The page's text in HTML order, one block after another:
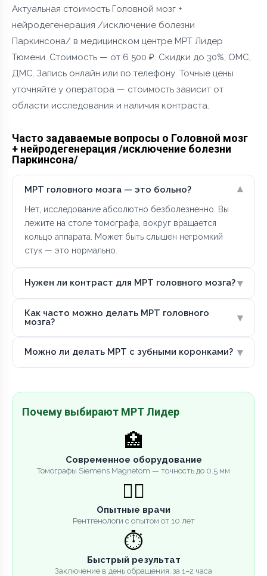
Актуальная стоимость Головной мозг +
нейродегенерация /исключение болезни
Паркинсона/ в медицинском центре МРТ Лидер
Тюмени. Стоимость — от 6 500 ₽. Скидки до 30%, ОМС,
ДМС. Запись онлайн или по телефону. Точные цены
уточняйте у оператора — стоимость зависит от
области исследования и наличия контраста.
Часто задаваемые вопросы о Головной мозг
+ нейродегенерация /исключение болезни
Паркинсона/
МРТ головного мозга — это больно? ▾
Нет, исследование абсолютно безболезненно. Вы
лежите на столе томографа, вокруг вращается
кольцо аппарата. Может быть слышен негромкий
стук — это нормально.
Нужен ли контраст для МРТ головного мозга?▾
Как часто можно делать МРТ головного
мозга?
▾
Можно ли делать МРТ с зубными коронками? ▾
Почему выбирают МРТ Лидер
🏥
Современное оборудование
Томографы Siemens Magnetom — точность до 0.5 мм
👨‍⚕️
Опытные врачи
Рентгенологи с опытом от 10 лет
⏱️
Быстрый результат
Заключение в день обращения, за 1–2 часа